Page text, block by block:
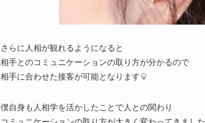
さらに人相が観れるようになると
相手とのコミュニケーションの取り方が分かるので
相手に合わせた接客が可能となります
僕自身も人相学を活かしたことで人との関わり